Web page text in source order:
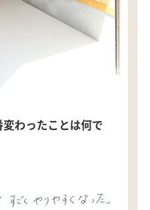
わったことは何で